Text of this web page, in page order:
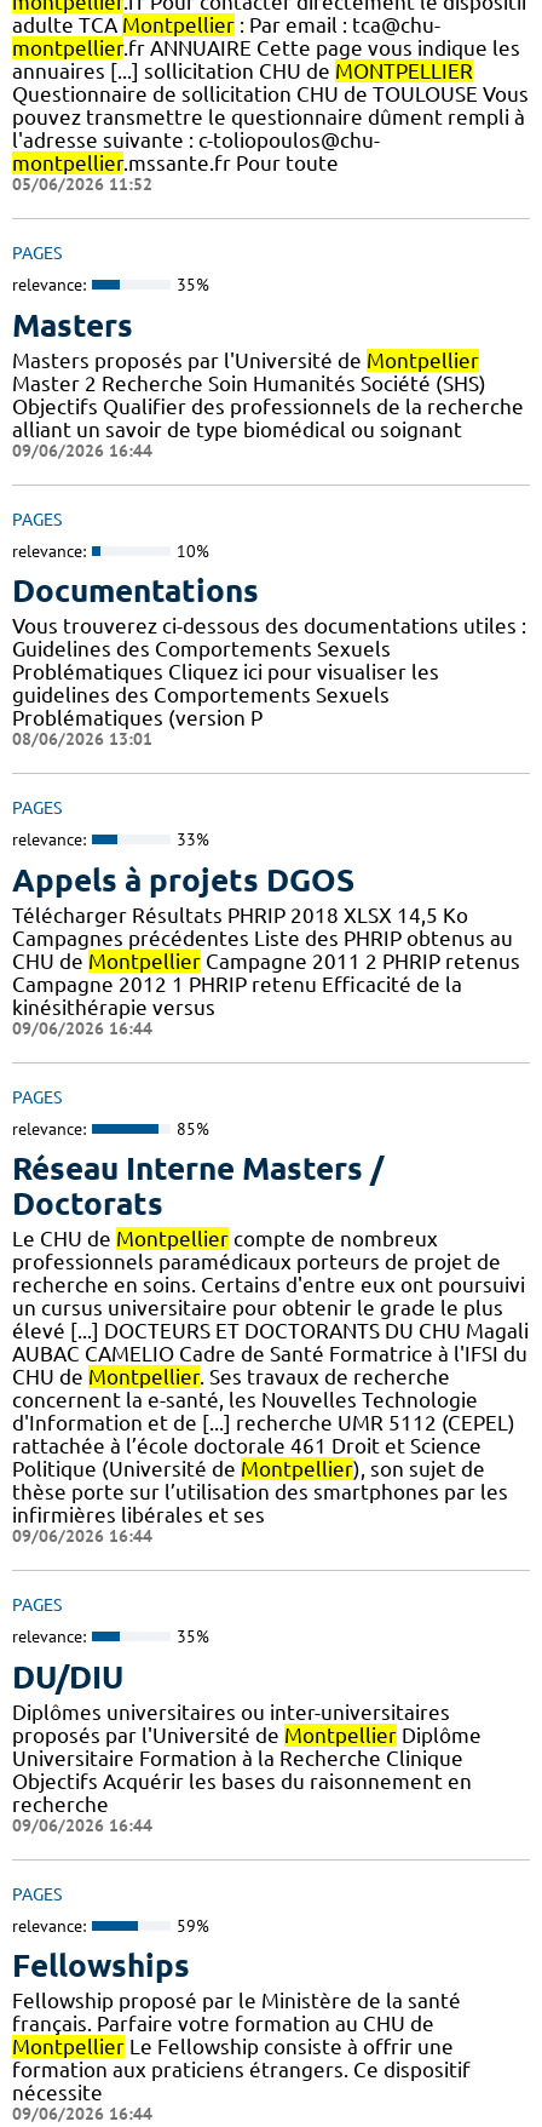
adulte TCA Montpellier : Par email : tca@chu-
montpellier.fr ANNUAIRE Cette page vous indique les
annuaires [...] sollicitation CHU de MONTPELLIER
Questionnaire de sollicitation CHU de TOULOUSE Vous
pouvez transmettre le questionnaire dûment rempli à
l'adresse suivante : c-toliopoulos@chu-
montpellier.mssante.fr Pour toute
05/06/2026 11:52
PAGES
relevance: 35%
Masters
Masters proposés par l'Université de Montpellier
Master 2 Recherche Soin Humanités Société (SHS)
Objectifs Qualifier des professionnels de la recherche
alliant un savoir de type biomédical ou soignant
09/06/2026 16:44
PAGES
relevance: 10%
Documentations
Vous trouverez ci-dessous des documentations utiles :
Guidelines des Comportements Sexuels
Problématiques Cliquez ici pour visualiser les
guidelines des Comportements Sexuels
Problématiques (version P
08/06/2026 13:01
PAGES
relevance: 33%
Appels à projets DGOS
Télécharger Résultats PHRIP 2018 XLSX 14,5 Ko
Campagnes précédentes Liste des PHRIP obtenus au
CHU de Montpellier Campagne 2011 2 PHRIP retenus
Campagne 2012 1 PHRIP retenu Efficacité de la
kinésithérapie versus
09/06/2026 16:44
PAGES
relevance: 85%
Réseau Interne Masters /
Doctorats
Le CHU de Montpellier compte de nombreux
professionnels paramédicaux porteurs de projet de
recherche en soins. Certains d'entre eux ont poursuivi
un cursus universitaire pour obtenir le grade le plus
élevé [...] DOCTEURS ET DOCTORANTS DU CHU Magali
AUBAC CAMELIO Cadre de Santé Formatrice à l'IFSI du
CHU de Montpellier. Ses travaux de recherche
concernent la e-santé, les Nouvelles Technologie
d'Information et de [...] recherche UMR 5112 (CEPEL)
rattachée à l’école doctorale 461 Droit et Science
Politique (Université de Montpellier), son sujet de
thèse porte sur l’utilisation des smartphones par les
infirmières libérales et ses
09/06/2026 16:44
PAGES
relevance: 35%
DU/DIU
Diplômes universitaires ou inter-universitaires
proposés par l'Université de Montpellier Diplôme
Universitaire Formation à la Recherche Clinique
Objectifs Acquérir les bases du raisonnement en
recherche
09/06/2026 16:44
PAGES
relevance: 59%
Fellowships
Fellowship proposé par le Ministère de la santé
français. Parfaire votre formation au CHU de
Montpellier Le Fellowship consiste à offrir une
formation aux praticiens étrangers. Ce dispositif
nécessite
09/06/2026 16:44